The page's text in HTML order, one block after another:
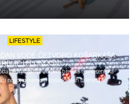
LIFESTYLE
VODE ČETVORO KOŠARKAŠA
U LONDON!
inicijative Jordan brenda usmerene ka
novoj generaciji košarkaških talenata